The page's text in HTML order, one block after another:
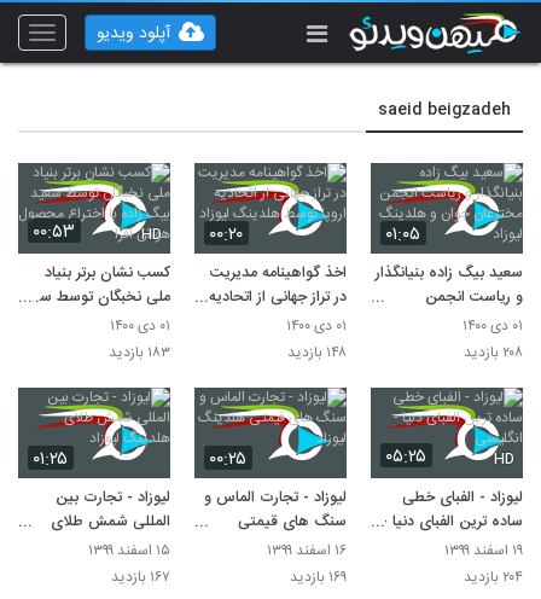
Toggle
آپلود ویدیو
saeid beigzadeh
۰۱:۰۵
سعید بیگ زاده بنیانگذار
و ریاست انجمن
مخترعان جوان و
هلدینگ لیوزاد
۰۱ دی ۱۴۰۰
۲۰۸ بازدید
۰۰:۲۰
اخذ گواهینامه مدیریت
در تراز جهانی از اتحادیه
اروپا توسط هلدینگ
لیوزاد
۰۱ دی ۱۴۰۰
۱۴۸ بازدید
۰۰:۵۳ HD
کسب نشان برتر بنیاد
ملی نخبگان توسط سعید
بیگ زاده با اختراع
محصول هوش افزا
۰۱ دی ۱۴۰۰
۱۸۳ بازدید
۰۵:۲۵ HD
لیوزاد - الفبای خطی
ساده ترین الفبای دنیا -
انگلیسی
۱۹ اسفند ۱۳۹۹
۲۰۴ بازدید
۰۰:۲۵
لیوزاد - تجارت الماس و
سنگ های قیمتی
هلدینگ لیوزاد
۱۶ اسفند ۱۳۹۹
۱۶۹ بازدید
۰۱:۲۵
لیوزاد - تجارت بین
المللی شمش طلای
هلدینگ لیوزاد
۱۵ اسفند ۱۳۹۹
۱۶۷ بازدید